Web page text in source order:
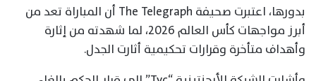
بدورها، اعتبرت صحيفة The Telegraph أن المباراة تعد من
أبرز مواجهات كأس العالم 2026، لما شهدته من إثارة
وأهداف متأخرة وقرارات تحكيمية أثارت الجدل.